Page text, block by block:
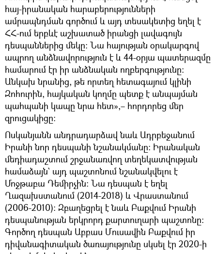
հայ-իրանական հարաբերությունների
ամրապնդման գործում և այդ տեսակետից եղել է
ՀՀ-ում երբևէ աշխատած իրանցի լավագույն
դեսպաններից մեկը։ Նա հայության օրակարգով
ապրող անձնավորություն է և 44-օրյա պատերազմը
համարում էր իր անձնական ողբերգությունը։
Անկախ նրանից, թե որտեղ հետագայում կլինի
Զոհուրին, հայկական կողմը պետք է անպայման
պահպանի կապը նրա հետ»,– հորդորեց մեր
զրուցակիցը։
Ոսկանյանն անդրադարձավ նաև Ադրբեջանում
Իրանի նոր դեսպանի նշանակմանը։ Իրանական
մեդիադաշտում շրջանառվող տեղեկատվության
համաձայն` այդ պաշտոնում նշանակվելու է
Մոջթաբա Դեմիրչին: Նա դեսպան է եղել
Ղազախստանում (2014-2018) և Վրաստանում
(2006-2010): Զբաղեցրել է նաև Բաքվում Իրանի
դեսպանության երկրորդ քարտուղարի պաշտոնը:
Գործող դեսպան Աբբաս Մուսավին Բաքվում իր
դիվանագիտական ծառայությունը սկսել էր 2020-ի